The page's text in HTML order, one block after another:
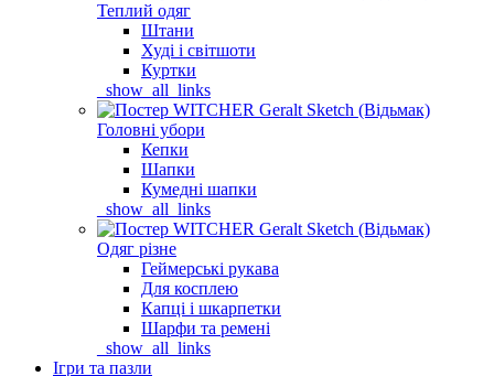
Теплий одяг
Штани
Худі і світшоти
Куртки
_show_all_links
Головні убори
Кепки
Шапки
Кумедні шапки
_show_all_links
Одяг різне
Геймерські рукава
Для косплею
Капці і шкарпетки
Шарфи та ремені
_show_all_links
Ігри та пазли